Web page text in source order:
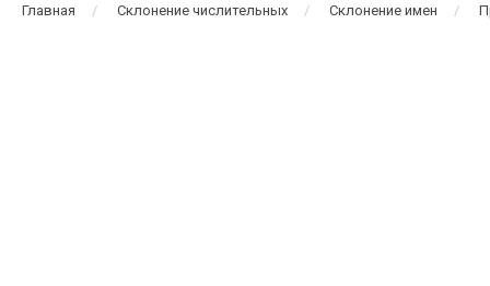
Главная Склонение числительных Склонение имен